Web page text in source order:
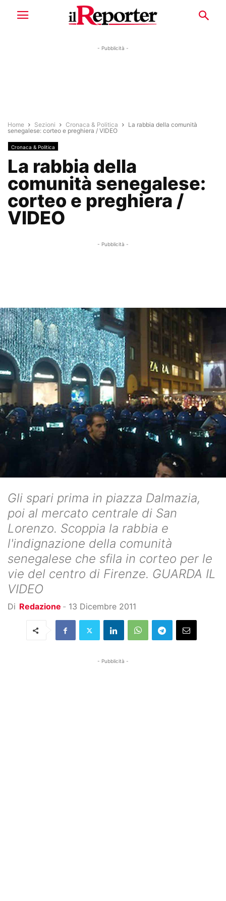
- Pubblicità -
Home Sezioni Cronaca & Politica
La rabbia della comunità
senegalese: corteo e preghiera / VIDEO
Cronaca & Politica
La rabbia della
comunità senegalese:
corteo e preghiera /
VIDEO
- Pubblicità -
Gli spari prima in piazza Dalmazia,
poi al mercato centrale di San
Lorenzo. Scoppia la rabbia e
l'indignazione della comunità
senegalese che sfila in corteo per le
vie del centro di Firenze. GUARDA IL
VIDEO
Di Redazione - 13 Dicembre 2011
- Pubblicità -